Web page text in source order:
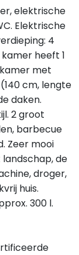
elektrische
Elektrische
4
heeft 1
met
cm, lengte
daken.
2 groot
barbecue
Zeer mooi
de
droger,
huis.
300 l.